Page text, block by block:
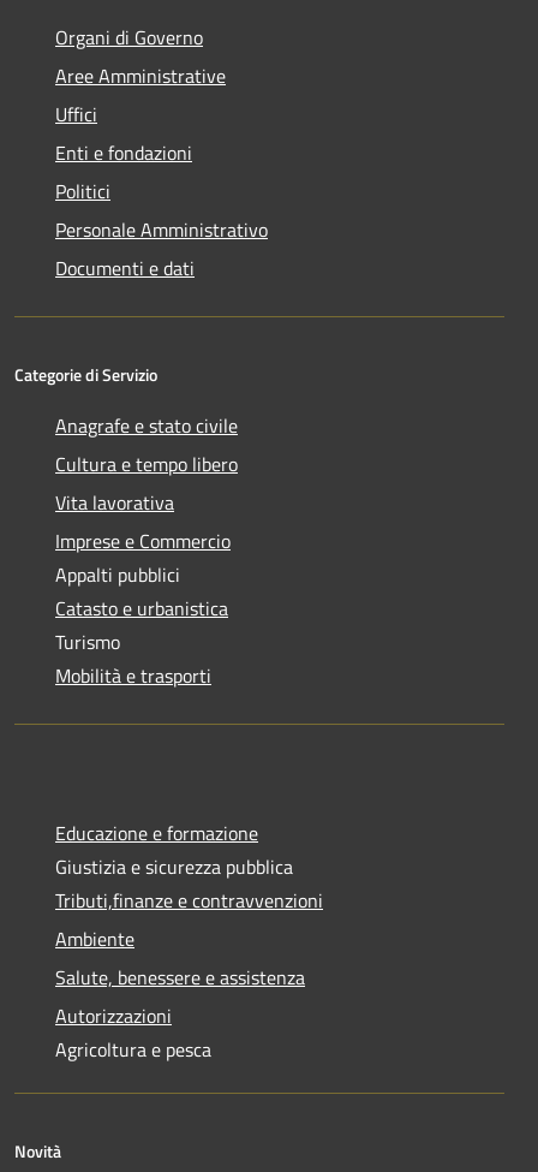
Organi di Governo
Aree Amministrative
Uffici
Enti e fondazioni
Politici
Personale Amministrativo
Documenti e dati
Categorie di Servizio
Anagrafe e stato civile
Cultura e tempo libero
Vita lavorativa
Imprese e Commercio
Appalti pubblici
Catasto e urbanistica
Turismo
Mobilità e trasporti
Educazione e formazione
Giustizia e sicurezza pubblica
Tributi,finanze e contravvenzioni
Ambiente
Salute, benessere e assistenza
Autorizzazioni
Agricoltura e pesca
Novità